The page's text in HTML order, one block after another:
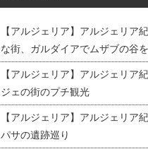
【アルジェリア】アルジェリ
な街、ガルダイアでムザブの谷
【アルジェリア】アルジェリ
ジェの街のプチ観光
【アルジェリア】アルジェリア
パサの遺跡巡り